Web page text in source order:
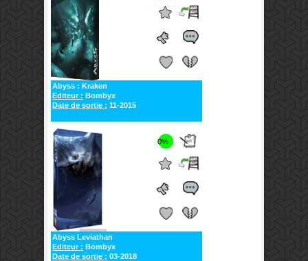
Abyss : Kraken
Editeur : Bombyx
Date de sortie : 11-2015
0%
Abyss Leviathan
Editeur : Bombyx
Date de sortie : 03-2018